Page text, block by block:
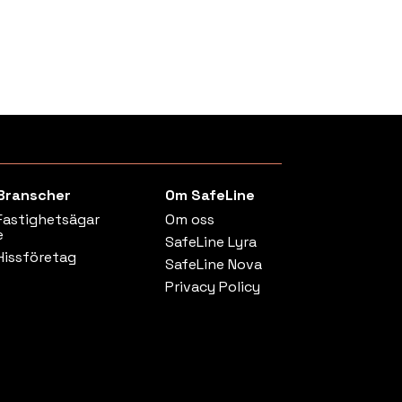
Om SafeLine
Om oss
SafeLine Lyra
SafeLine Nova
Privacy Policy